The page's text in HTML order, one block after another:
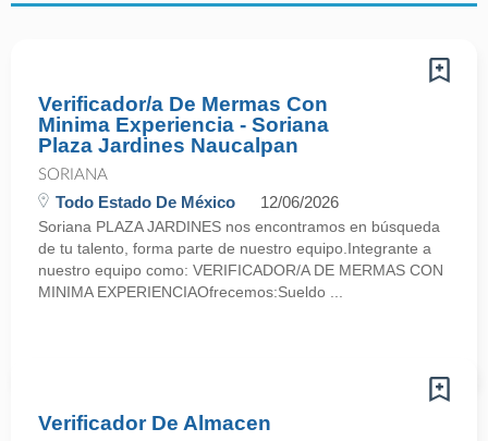
Verificador/a De Mermas Con
Minima Experiencia - Soriana
Plaza Jardines Naucalpan
SORIANA
Todo Estado De México 12/06/2026
Soriana PLAZA JARDINES nos encontramos en búsqueda
de tu talento, forma parte de nuestro equipo.Integrante a
nuestro equipo como: VERIFICADOR/A DE MERMAS CON
MINIMA EXPERIENCIAOfrecemos:Sueldo ...
Verificador De Almacen